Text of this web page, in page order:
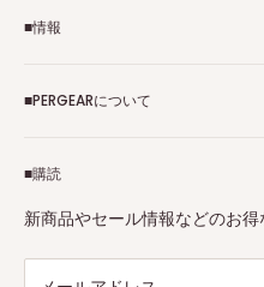
■購読
新商品やセール情報などのお得
■情報
個人情報保護方針
Tax-free
特定商取引法に基づく表示
■PERGEARについて
7Artisans、FIMIなど各撮影機
プロ、アマチュアを問わず、さ
連絡先： support@pergear.co.jp